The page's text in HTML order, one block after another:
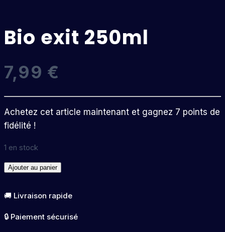
Bio exit 250ml
7,99 €
Achetez cet article maintenant et gagnez 7 points de
fidélité !
1 en stock
quantité
Bio
250ml
Ajouter au panier
🚚 Livraison rapide
🔒 Paiement sécurisé